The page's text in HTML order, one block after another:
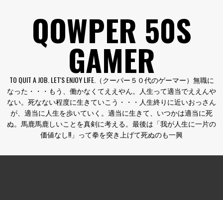
QOWPER 50S
GAMER
TO QUIT A JOB. LET'S ENJOY LIFE.（クーパー５０代のゲーマー）無職に
なった・・・もう、働かなくてええやん。人生って適当でええんや
ない。死なない程度に生きていこう・・・人生終りに近いおっさん
が、適当に人生を歩いていく。適当に生きて、いつかは適当に死
ぬ。馬鹿馬鹿しいことを真剣に考える。最後は「我が人生に一片の
価値なし!!」って拳を突き上げて死ぬのも一興